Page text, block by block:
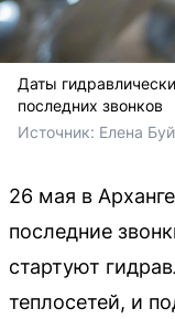
Даты
последних звонков
Источник: Елена
26 мая в
последние
стартуют
теплосетей, и